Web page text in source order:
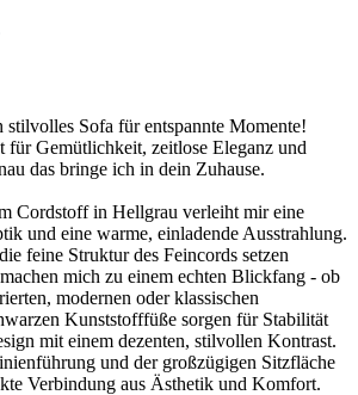
Sofa für entspannte Momente!
für Gemütlichkeit, zeitlose Eleganz und
das bringe ich in dein Zuhause.
Cordstoff in Hellgrau verleiht mir eine
und eine warme, einladende Ausstrahlung.
feine Struktur des Feincords setzen
mich zu einem echten Blickfang - ob
modernen oder klassischen
Kunststofffüße sorgen für Stabilität
mit einem dezenten, stilvollen Kontrast.
und der großzügigen Sitzfläche
Verbindung aus Ästhetik und Komfort.